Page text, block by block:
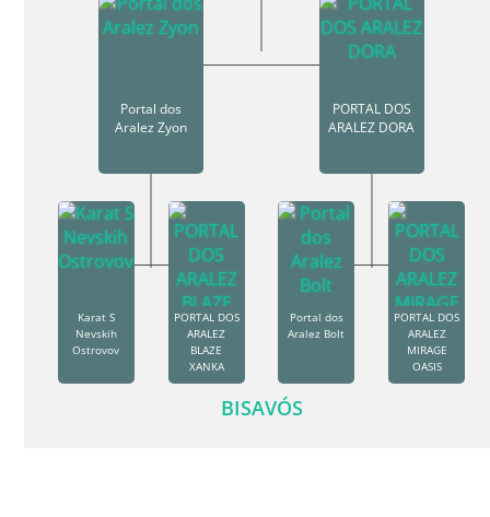
Portal dos
Aralez Zyon
PORTAL DOS
ARALEZ DORA
Karat S
Nevskih
Ostrovov
PORTAL DOS
ARALEZ
BLAZE
XANKA
Portal dos
Aralez Bolt
PORTAL DOS
ARALEZ
MIRAGE
OASIS
BISAVÓS